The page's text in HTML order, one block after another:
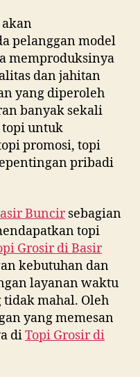
akan
pelanggan model
memproduksinya
dan jahitan
yang diperoleh
banyak sekali
topi untuk
promosi, topi
pribadi
Buncirsebagian
topi
Grosir diBasir
kebutuhan dan
layanan waktu
tidak mahal. Oleh
yang memesan
diTopi Grosir di